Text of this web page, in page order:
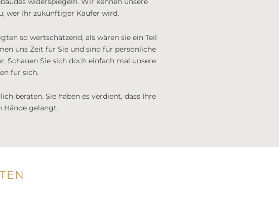
wer Ihr zukünftiger Käufer wird.
so wertschätzend, als wären sie ein Teil
uns Zeit für Sie und sind für persönliche
Schauen Sie sich doch einfach mal unsere
für sich.
beraten. Sie haben es verdient, dass Ihre
gelangt.